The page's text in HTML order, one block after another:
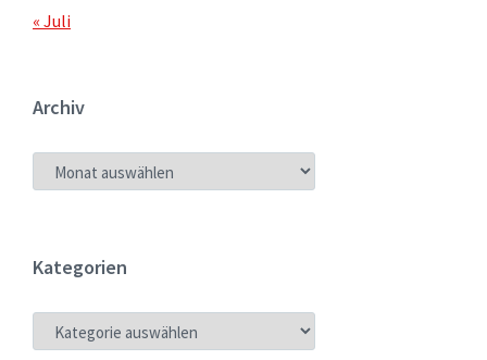
« Juli
Archiv
ARCHIV
Kategorien
KATEGORIEN